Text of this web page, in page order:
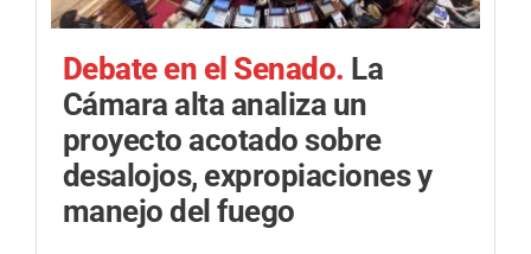
Debate en el Senado. La
Cámara alta analiza un
proyecto acotado sobre
desalojos, expropiaciones y
manejo del fuego